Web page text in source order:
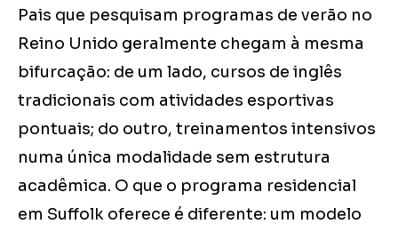
Pais que pesquisam programas de verão no
Reino Unido geralmente chegam à mesma
bifurcação: de um lado, cursos de inglês
tradicionais com atividades esportivas
pontuais; do outro, treinamentos intensivos
numa única modalidade sem estrutura
acadêmica. O que o programa residencial
em Suffolk oferece é diferente: um modelo